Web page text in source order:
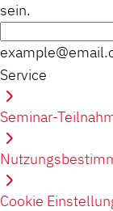
sein.
Service
Seminar-
Cookie